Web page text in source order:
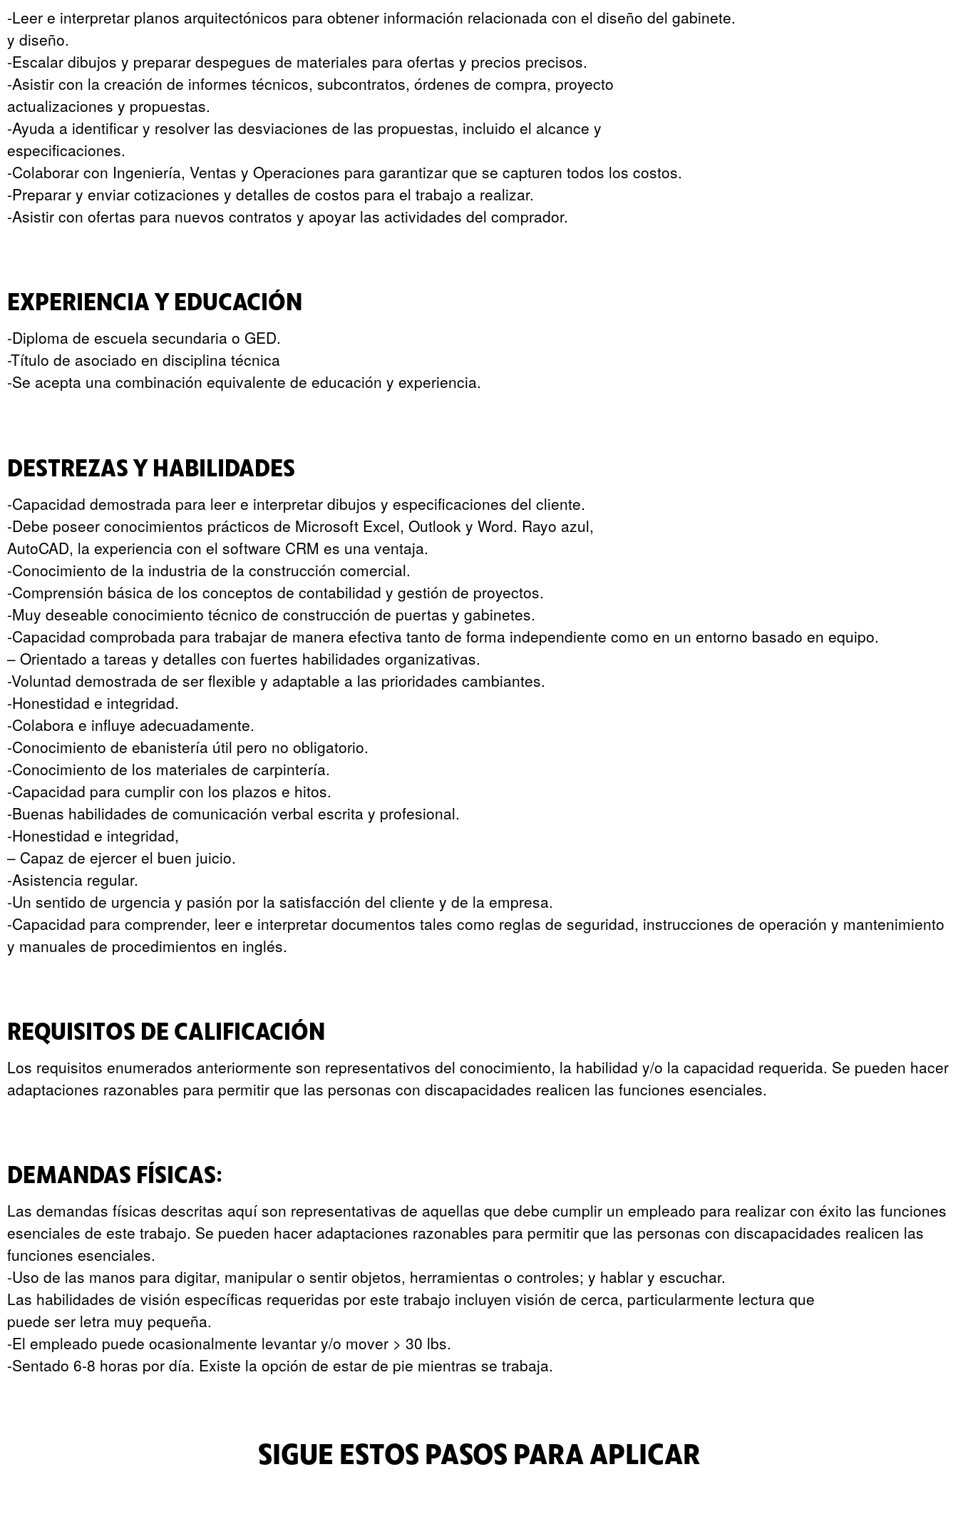
-Leer e interpretar planos arquitectónicos para obtener información relacionada con el diseño del gabinete.
y diseño.
-Escalar dibujos y preparar despegues de materiales para ofertas y precios precisos.
-Asistir con la creación de informes técnicos, subcontratos, órdenes de compra, proyecto
actualizaciones y propuestas.
-Ayuda a identificar y resolver las desviaciones de las propuestas, incluido el alcance y
especificaciones.
-Colaborar con Ingeniería, Ventas y Operaciones para garantizar que se capturen todos los costos.
-Preparar y enviar cotizaciones y detalles de costos para el trabajo a realizar.
-Asistir con ofertas para nuevos contratos y apoyar las actividades del comprador.
EXPERIENCIA Y EDUCACIÓN
-Diploma de escuela secundaria o GED.
-Título de asociado en disciplina técnica
-Se acepta una combinación equivalente de educación y experiencia.
DESTREZAS Y HABILIDADES
-Capacidad demostrada para leer e interpretar dibujos y especificaciones del cliente.
-Debe poseer conocimientos prácticos de Microsoft Excel, Outlook y Word. Rayo azul,
AutoCAD, la experiencia con el software CRM es una ventaja.
-Conocimiento de la industria de la construcción comercial.
-Comprensión básica de los conceptos de contabilidad y gestión de proyectos.
-Muy deseable conocimiento técnico de construcción de puertas y gabinetes.
-Capacidad comprobada para trabajar de manera efectiva tanto de forma independiente como en un entorno basado en equipo.
– Orientado a tareas y detalles con fuertes habilidades organizativas.
-Voluntad demostrada de ser flexible y adaptable a las prioridades cambiantes.
-Honestidad e integridad.
-Colabora e influye adecuadamente.
-Conocimiento de ebanistería útil pero no obligatorio.
-Conocimiento de los materiales de carpintería.
-Capacidad para cumplir con los plazos e hitos.
-Buenas habilidades de comunicación verbal escrita y profesional.
-Honestidad e integridad,
– Capaz de ejercer el buen juicio.
-Asistencia regular.
-Un sentido de urgencia y pasión por la satisfacción del cliente y de la empresa.
-Capacidad para comprender, leer e interpretar documentos tales como reglas de seguridad, instrucciones de operación y mantenimiento
y manuales de procedimientos en inglés.
REQUISITOS DE CALIFICACIÓN
Los requisitos enumerados anteriormente son representativos del conocimiento, la habilidad y/o la capacidad requerida. Se pueden hacer
adaptaciones razonables para permitir que las personas con discapacidades realicen las funciones esenciales.
DEMANDAS FÍSICAS:
Las demandas físicas descritas aquí son representativas de aquellas que debe cumplir un empleado para realizar con éxito las funciones
esenciales de este trabajo. Se pueden hacer adaptaciones razonables para permitir que las personas con discapacidades realicen las
funciones esenciales.
-Uso de las manos para digitar, manipular o sentir objetos, herramientas o controles; y hablar y escuchar.
Las habilidades de visión específicas requeridas por este trabajo incluyen visión de cerca, particularmente lectura que
puede ser letra muy pequeña.
-El empleado puede ocasionalmente levantar y/o mover > 30 lbs.
-Sentado 6-8 horas por día. Existe la opción de estar de pie mientras se trabaja.
SIGUE ESTOS PASOS PARA APLICAR